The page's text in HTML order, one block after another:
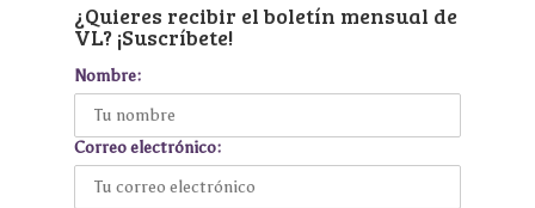
¿Quieres recibir el boletín mensual de
VL? ¡Suscríbete!
Nombre:
Correo electrónico: